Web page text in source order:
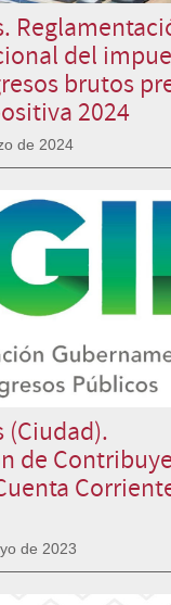
del
brutos
2024
de 2024
(Ciudad).
de
de 2023